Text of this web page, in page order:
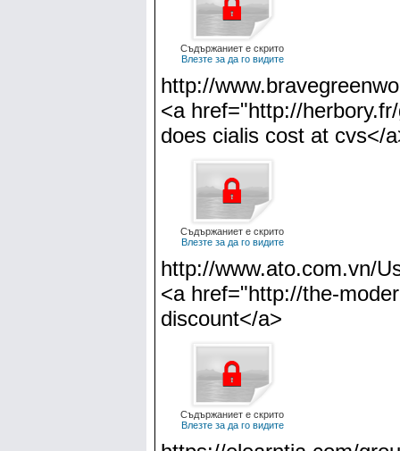
Съдържаниет е скрито
Влезте за да го видите
http://
<a href="http://
does cialis cost at cvs</
Съдържаниет е скрито
Влезте за да го видите
http://www.ato.com.vn/
<a href="http://the-
discount</a>
Съдържаниет е скрито
Влезте за да го видите